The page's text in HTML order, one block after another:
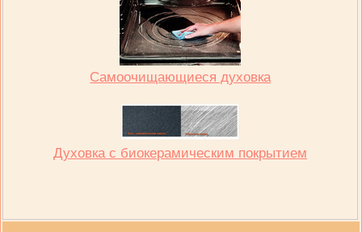
Самоочищающиеся духовка
Духовка с биокерамическим покрытием